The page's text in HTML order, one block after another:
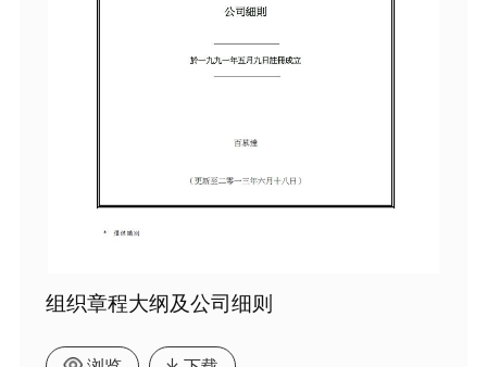
组织章程大纲及公司细则